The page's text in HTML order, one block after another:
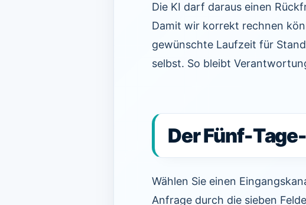
Die KI darf daraus einen
Damit wir korrekt rechnen
gewünschte Laufzeit für
selbst. So bleibt
Der Fünf-
Wählen Sie einen
Anfrage durch die sieben